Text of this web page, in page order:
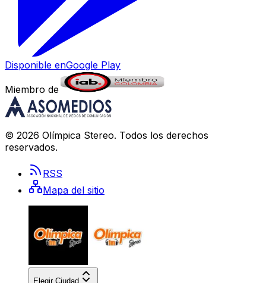
Disponible enGoogle Play
Miembro de
© 2026 Olímpica Stereo. Todos los derechos
reservados.
RSS
Mapa del sitio
Elegir Ciudad